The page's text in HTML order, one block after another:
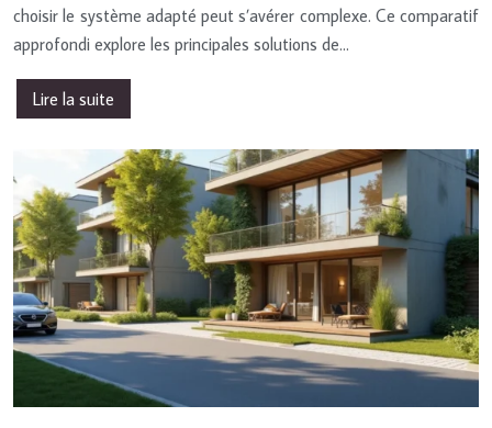
choisir le système adapté peut s’avérer complexe. Ce comparatif
approfondi explore les principales solutions de…
Lire la suite